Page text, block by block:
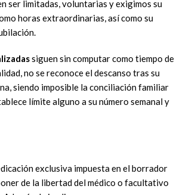
ser limitadas, voluntarias y exigimos su
horas extraordinarias, así como su
siguen sin computar como tiempo de
no se reconoce el descanso tras su
siendo imposible la conciliación familiar
límite alguno a su número semanal y
exclusiva impuesta en el borrador
de la libertad del médico o facultativo